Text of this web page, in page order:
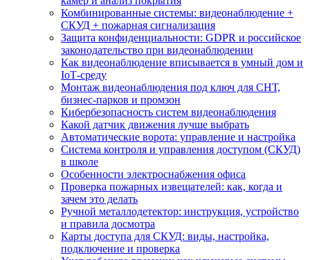
Комбинированные системы: видеонаблюдение +
СКУД + пожарная сигнализация
Защита конфиденциальности: GDPR и российское
законодательство при видеонаблюдении
Как видеонаблюдение вписывается в умный дом и
IoT‑среду
Монтаж видеонаблюдения под ключ для СНТ,
бизнес‑парков и промзон
Кибербезопасность систем видеонаблюдения
Какой датчик движения лучше выбрать
Автоматические ворота: управление и настройка
Система контроля и управления доступом (СКУД)
в школе
Особенности электроснабжения офиса
Проверка пожарных извещателей: как, когда и
зачем это делать
Ручной металлодетектор: инструкция, устройство
и правила досмотра
Карты доступа для СКУД: виды, настройка,
подключение и проверка